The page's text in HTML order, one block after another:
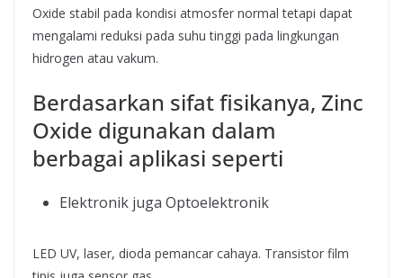
Oxide stabil pada kondisi atmosfer normal tetapi dapat
mengalami reduksi pada suhu tinggi pada lingkungan
hidrogen atau vakum.
Berdasarkan sifat fisikanya, Zinc
Oxide digunakan dalam
berbagai aplikasi seperti
Elektronik juga Optoelektronik
LED UV, laser, dioda pemancar cahaya. Transistor film